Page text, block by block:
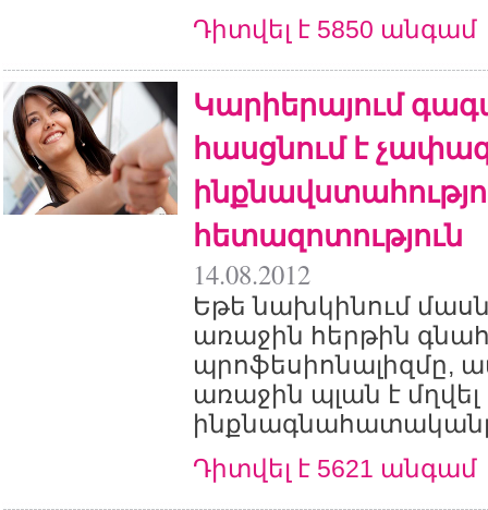
Դիտվել է 5850 անգամ
Կարիերայում
հասցնում է
հետազոտություն
14.08.2012
Եթե նախկինում
առաջին հերթին
պրոֆեսիոնալիզմը,
առաջին պլան է
Դիտվել է 5621 անգամ